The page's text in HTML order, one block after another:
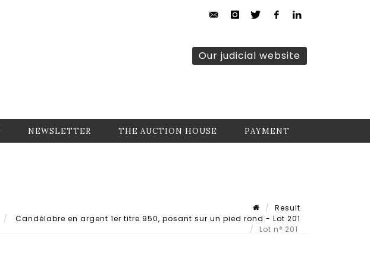
Our judicial website
NEWSLETTER THE AUCTION HOUSE PAYMENT
Result
Candélabre en argent 1er titre 950, posant sur un pied rond - Lot 201
Lot n° 201